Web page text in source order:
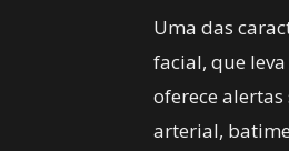
Uma das
facial, que
oferece
arterial,